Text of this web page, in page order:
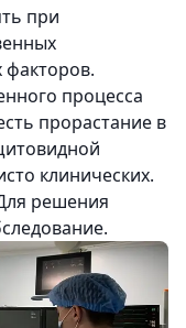
при
факторов.
процесса
прорастание в
клинических.
решения